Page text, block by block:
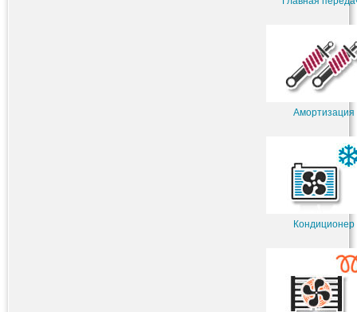
Амортизация
Кондиционер